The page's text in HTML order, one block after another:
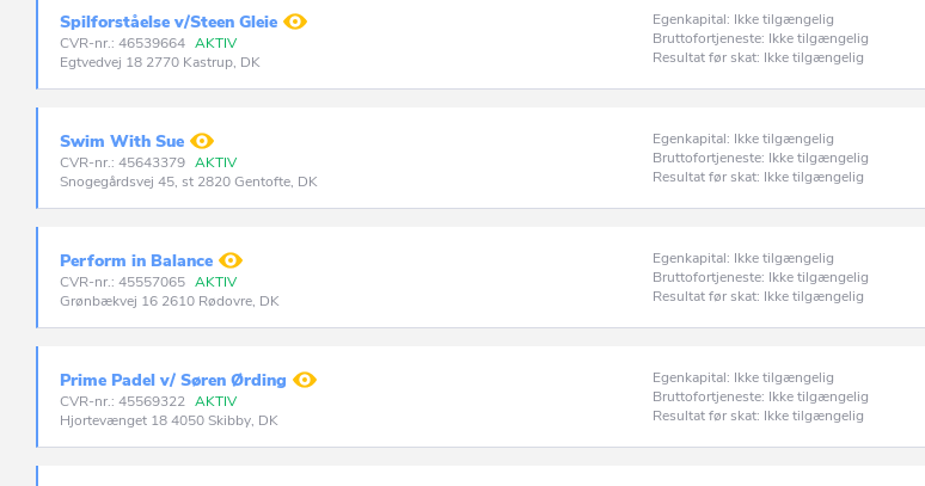
Spilforståelse v/Steen Gleie
CVR-nr.: 46539664 AKTIV
Egtvedvej 18 2770 Kastrup, DK
Egenkapital: Ikke tilgængelig
Bruttofortjeneste: Ikke tilgængelig
Resultat før skat: Ikke tilgængelig
Swim With Sue
CVR-nr.: 45643379 AKTIV
Snogegårdsvej 45, st 2820 Gentofte, DK
Egenkapital: Ikke tilgængelig
Bruttofortjeneste: Ikke tilgængelig
Resultat før skat: Ikke tilgængelig
Perform in Balance
CVR-nr.: 45557065 AKTIV
Grønbækvej 16 2610 Rødovre, DK
Egenkapital: Ikke tilgængelig
Bruttofortjeneste: Ikke tilgængelig
Resultat før skat: Ikke tilgængelig
Prime Padel v/ Søren Ørding
CVR-nr.: 45569322 AKTIV
Hjortevænget 18 4050 Skibby, DK
Egenkapital: Ikke tilgængelig
Bruttofortjeneste: Ikke tilgængelig
Resultat før skat: Ikke tilgængelig